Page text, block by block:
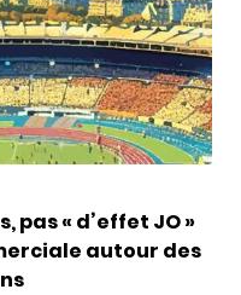
pas « d’effet JO »
autour des